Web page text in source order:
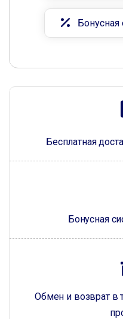
Бесплатная
Бонусная
Обмен и возврат в
Бонусная